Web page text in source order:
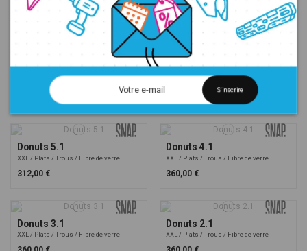
XXL Plats Trous Fibre de verre XXL Plats Trous
288,00 €
Donuts 7.1
Trous
288,00 €
Donuts 6.1
Trous Fibre de verre
Donuts 5.1
XXL Plats Trous Fibre de verre
312,00 €
Donuts 4.1
XXL Plats Trous Fibre de verre
360,00 €
Donuts 3.1
XXL Plats Trous Fibre de verre
Donuts 2.1
XXL Plats Trous Fibre de verre
S'inscrire